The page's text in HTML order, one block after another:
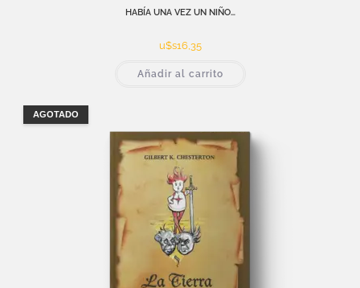
HABÍA UNA VEZ UN NIÑO…
u$s16,35
Añadir al carrito
AGOTADO